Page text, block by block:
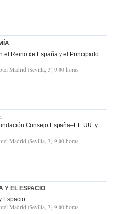
el Reino de España y el Principado
Madrid (Sevilla, 3) 9.00 horas
Consejo España–EE.UU. y
Madrid (Sevilla, 3) 9.00 horas
Y EL ESPACIO
Espacio
Madrid (Sevilla, 3) 9:00 horas